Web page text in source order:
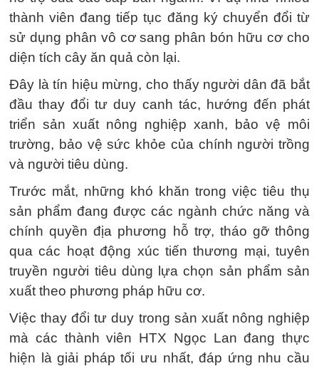
thành viên đang tiếp tục đăng ký chuyển đổi từ
sử dụng phân vô cơ sang phân bón hữu cơ cho
diện tích cây ăn quả còn lại.
Đây là tín hiệu mừng, cho thấy người dân đã bắt
đầu thay đổi tư duy canh tác, hướng đến phát
triển sản xuất nông nghiệp xanh, bảo vệ môi
trường, bảo vệ sức khỏe của chính người trồng
và người tiêu dùng.
Trước mắt, những khó khăn trong việc tiêu thụ
sản phẩm đang được các ngành chức năng và
chính quyền địa phương hỗ trợ, tháo gỡ thông
qua các hoạt động xúc tiến thương mại, tuyên
truyền người tiêu dùng lựa chọn sản phẩm sản
xuất theo phương pháp hữu cơ.
Việc thay đổi tư duy trong sản xuất nông nghiệp
mà các thành viên HTX Ngọc Lan đang thực
hiện là giải pháp tối ưu nhất, đáp ứng nhu cầu